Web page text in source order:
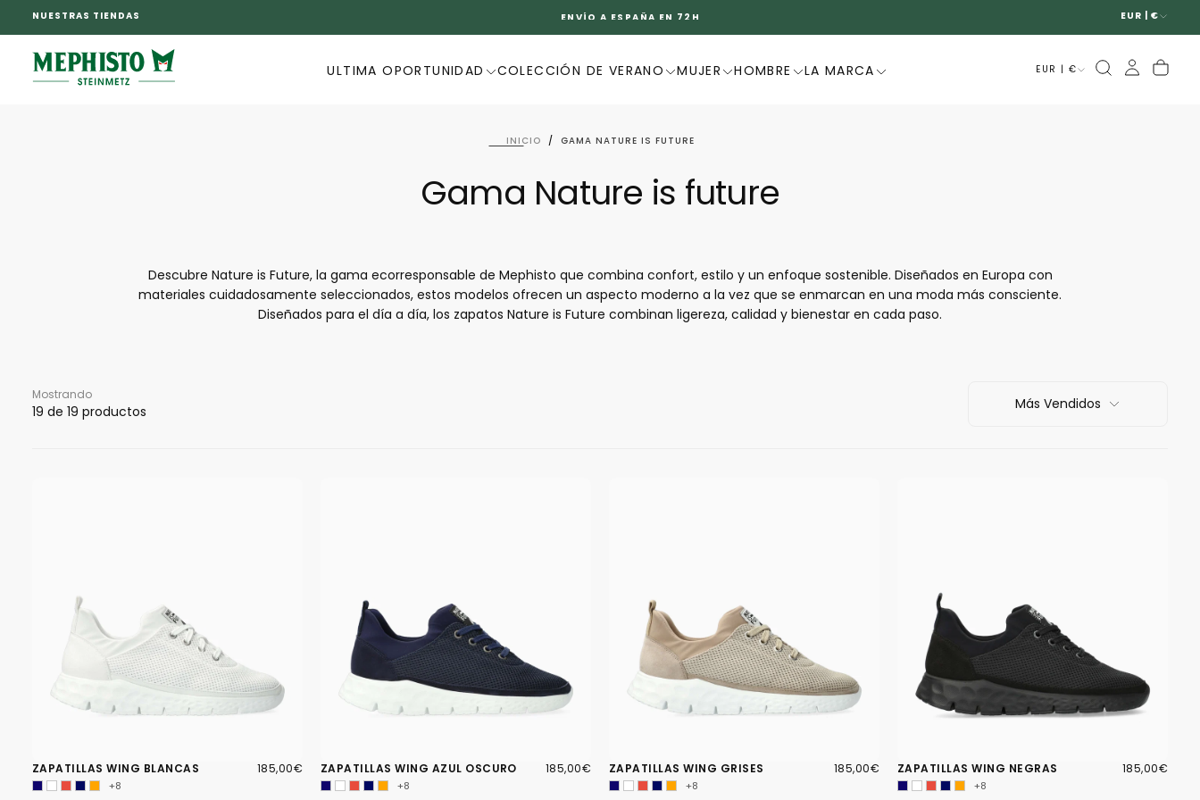
SALTAR
AL
NUESTRAS TIENDAS ULTIMA OPORTUNIDAD EUR | €
ULTIMA OPORTUNIDAD COLECCIÓN DE VERANO MUJER HOMBRE LA MARCA EUR | €
INICIO / GAMA NATURE IS FUTURE
Gama Nature is future
Descubre Nature is Future, la gama ecorresponsable de Mephisto que combina confort, estilo y un enfoque sostenible. Diseñados en Europa con
materiales cuidadosamente seleccionados, estos modelos ofrecen un aspecto moderno a la vez que se enmarcan en una moda más consciente.
Diseñados para el día a día, los zapatos Nature is Future combinan ligereza, calidad y bienestar en cada paso.
Más Vendidos
Mostrando
19 de 19 productos
ZAPATILLAS WING BLANCAS 185,00€
PRECIO
185,00€
+8
ZAPATILLAS WING AZUL OSCURO 185,00€
PRECIO
185,00€
+8
ZAPATILLAS WING GRISES 185,00€
PRECIO
185,00€
+8
ZAPATILLAS WING NEGRAS 185,00€
PRECIO
185,00€
+8